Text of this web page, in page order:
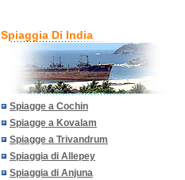
Spiaggia Di India
Spiagge a Cochin
Spiagge a Kovalam
Spiagge a Trivandrum
Spiaggia di Allepey
Spiaggia di Anjuna